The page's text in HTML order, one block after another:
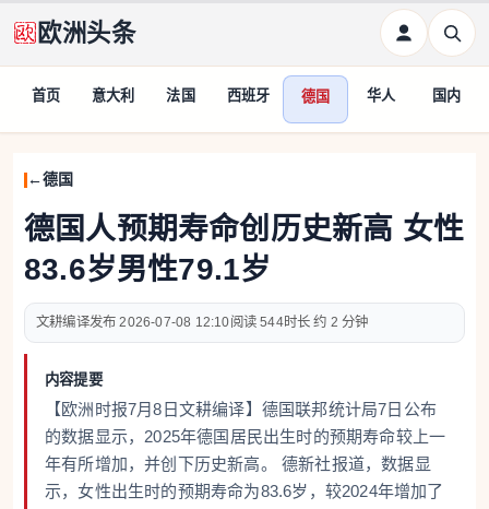
欧洲头条
首页 意大利 法国 西班牙 德国 华人 国内
德国
德国人预期寿命创历史新高 女性
83.6岁男性79.1岁
文耕编译 2026-07-08 12:10 544 约 2 分钟
内容提要
【欧洲时报7月8日文耕编译】德国联邦统计局7日公布
的数据显示，2025年德国居民出生时的预期寿命较上一
年有所增加，并创下历史新高。 德新社报道，数据显
示，女性出生时的预期寿命为83.6岁，较2024年增加了